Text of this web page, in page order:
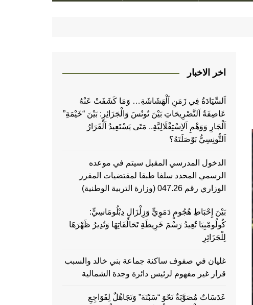
اخر الاخبار
اَلسِّيَادَةُ فِي زَمَنِ اَلْهَشَاشَةِ… وَمَا كَشَفَتْ عَنْهُ
عَاصِفَةُ اَلتَّصْرِيحَاتِ بَيْنَ تُونُسَ وَالْجَزَائِرِ: بَيْنَ “خَيْمَةِ”
اَلْجَارِ وَوَهْمِ اَلاِسْتِقْلَالِيَّةِ.. مَتَى يَسْتَعِيدُ اَلْقَرَارُ
اَلتُّونِسِيُّ بَوْصَلَتَهُ؟
الدخول المدرسي المقبل سیتم في موعده
الرسمي المحدد سلفا طبقا لمقتضیات المقرر
الوزاري رقم 047.26 (وزارة التربية الوطنية)
بَيْنَ إِحْبَاطِ هُجُومٍ دَمَوِيٍّ وَزِلْزَالٍ دِبْلُومَاسِيٍّ:
كُولُومْبِيَا تُعِيدُ رَسْمَ خَرِيطَةِ تَحَالُفَاتِهَا وَتُدِيرُ ظَهْرَهَا
لِلْجَزَائِرِ
غليان في صفوف ساكنة جماعة بني خالد والسبب
قرار غير مفهوم لرئيس دائرة وجدة الشمالية
عَدَسَاتٌ مُصَوَّبَةٌ نَحْوَ “سَبْتَةَ” وَتَجَاهُلٌ لِفَوَاجِعِ